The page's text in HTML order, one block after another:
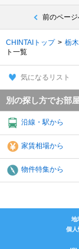
前のページ
CHINTAIトップ 栃
ト一覧
気になるリスト
別の探し方でお部
沿線・駅から
家賃相場から
物件特集から
地
個人